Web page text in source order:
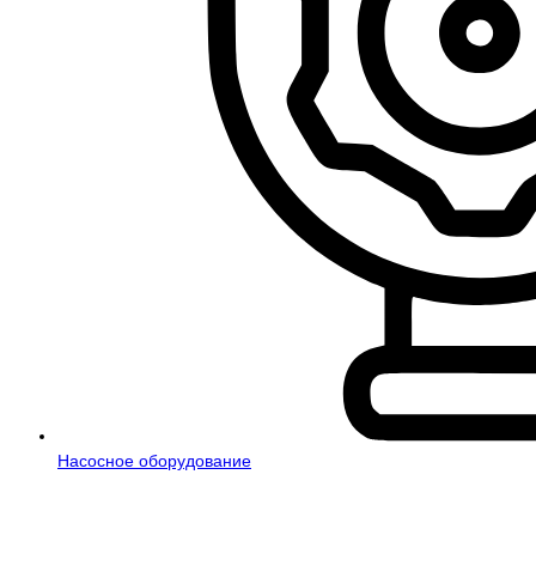
Насосное оборудование